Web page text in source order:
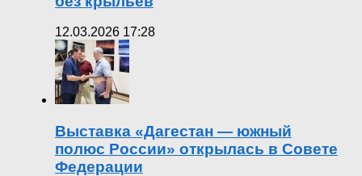
12.03.2026 17:28
Выставка «Дагестан — южный
полюс России» открылась в Совете
Федерации